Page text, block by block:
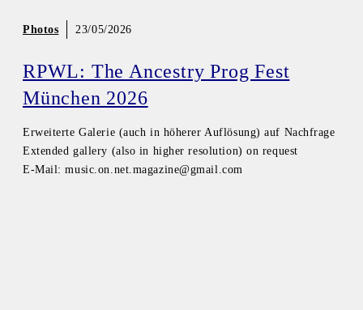
Photos 23/05/2026
RPWL: The Ancestry Prog Fest
München 2026
Erweiterte Galerie (auch in höherer Auflösung) auf Nachfrage
Extended gallery (also in higher resolution) on request
E-Mail: music.on.net.magazine@gmail.com